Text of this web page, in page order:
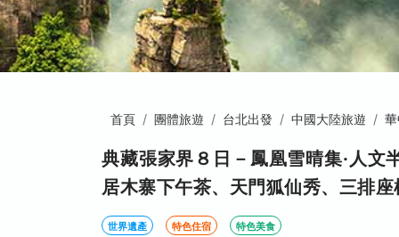
首頁 團體旅遊 台北出發 中國大陸旅遊
典藏張家界８日－鳳凰雪晴集·人文
居木寨下午茶、天門狐仙秀、三排
世界遺產 特色住宿 特色美食